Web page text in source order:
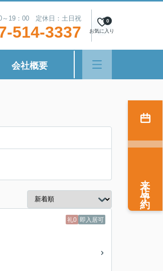
～19：00 定休日：土日祝
514-3337 お気に入り
0
会社概要
礼0 即入居可
来店予約